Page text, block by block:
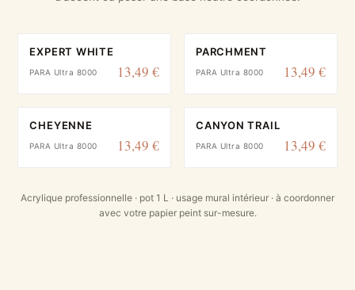
EXPERT WHITE
PARA Ultra 8000 13,49 €
PARCHMENT
PARA Ultra 8000 13,49 €
CHEYENNE
PARA Ultra 8000 13,49 €
CANYON TRAIL
PARA Ultra 8000 13,49 €
Acrylique professionnelle · pot 1 L · usage mural intérieur · à coordonner
avec votre papier peint sur-mesure.